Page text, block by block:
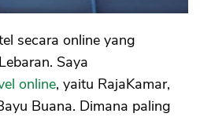
Saya
online, yaitu RajaKamar,
Buana. Dimana paling